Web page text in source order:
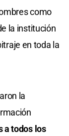
como
la institución
en toda la
la
a todos los